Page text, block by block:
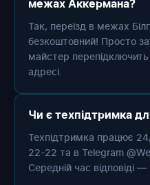
межах Аккермана?
Так, переїзд в межах
безкоштовний! Просто
майстер
адресі.
Чи є техпідтримка
Техпідтримка працює
22-22 та в Telegram
Середній час відповіді —